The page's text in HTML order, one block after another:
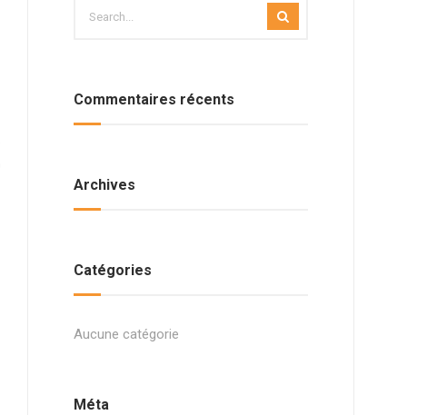
Commentaires récents
Archives
Catégories
Aucune catégorie
Méta